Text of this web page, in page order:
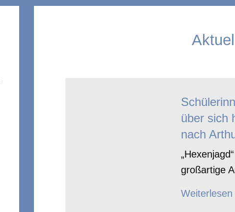
über sich
nach
großartige
Weiterlesen